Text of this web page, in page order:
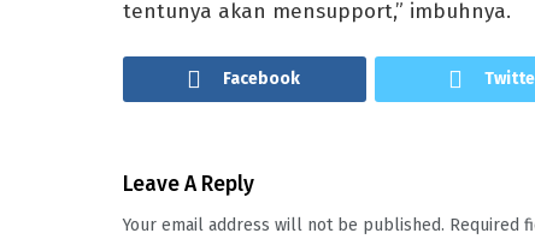
tentunya akan mensupport,” imbuhnya.
Facebook
Leave A Reply
Your email address will not be published. Required